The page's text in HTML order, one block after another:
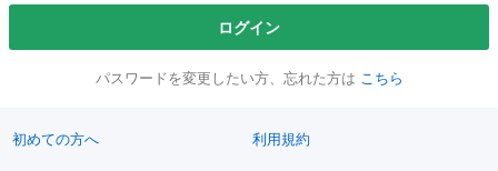
ログイン
パスワードを変更したい方、忘れた方は こちら
初めての方へ 利用規約